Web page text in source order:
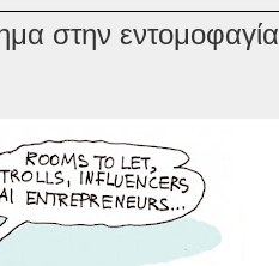
στην εντομοφαγία